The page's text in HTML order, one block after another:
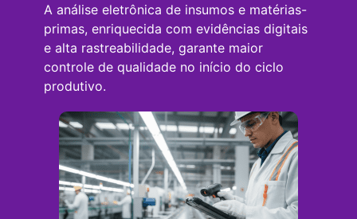
A análise eletrônica de insumos e matérias-
primas, enriquecida com evidências digitais
e alta rastreabilidade, garante maior
controle de qualidade no início do ciclo
produtivo.